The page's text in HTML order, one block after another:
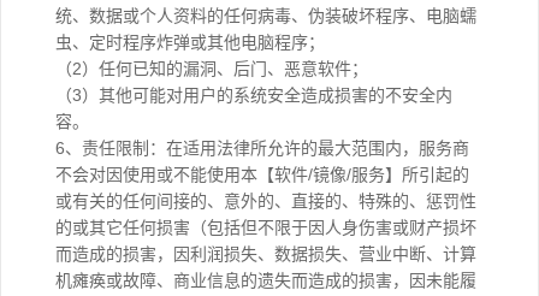
统、数据或个人资料的任何病毒、伪装破坏程序、电脑蠕
虫、定时程序炸弹或其他电脑程序；
（2）任何已知的漏洞、后门、恶意软件；
（3）其他可能对用户的系统安全造成损害的不安全内
容。
6、责任限制：在适用法律所允许的最大范围内，服务商
不会对因使用或不能使用本【软件/镜像/服务】所引起的
或有关的任何间接的、意外的、直接的、特殊的、惩罚性
的或其它任何损害（包括但不限于因人身伤害或财产损坏
而造成的损害，因利润损失、数据损失、营业中断、计算
机瘫痪或故障、商业信息的遗失而造成的损害，因未能履